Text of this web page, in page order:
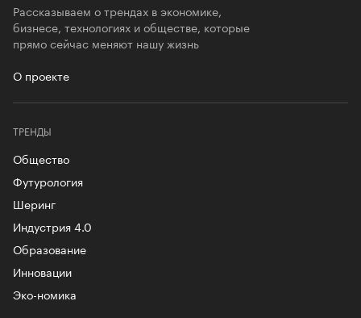
Рассказываем о трендах в экономике,
бизнесе, технологиях и обществе, которые
прямо сейчас меняют нашу жизнь
О проекте
ТРЕНДЫ
Общество
Футурология
Шеринг
Индустрия 4.0
Образование
Инновации
Эко-номика